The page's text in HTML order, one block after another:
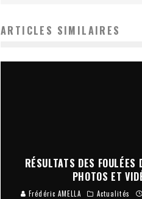
ARTICLES SIMILAIRES
RÉSULTATS DES
PHOTOS ET
Frédéric AMELLA Actualités